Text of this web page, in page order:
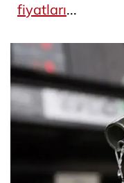
fiyatları...